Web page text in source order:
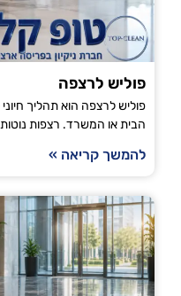
פוליש לרצפה
פוליש לרצפה הוא תהליך
הבית או המשרד. רצפות נוטות
להמשך קריאה »